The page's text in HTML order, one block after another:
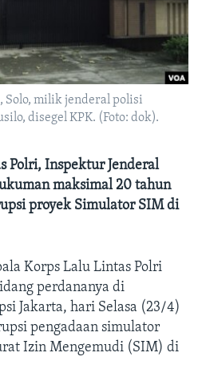
Solo, milik jenderal polisi
disegel KPK. (Foto: dok).
Polri, Inspektur Jenderal
maksimal 20 tahun
proyek Simulator SIM di
Korps Lalu Lintas Polri
perdananya di
Jakarta, hari Selasa (23/4)
pengadaan simulator
Izin Mengemudi (SIM) di